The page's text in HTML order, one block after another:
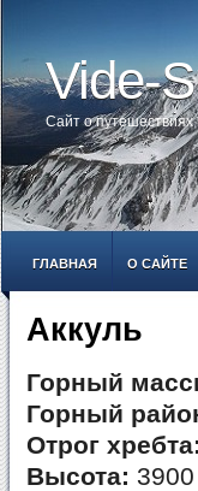
Vide-
Сайт о путешествиях
ГЛАВНАЯ О САЙТЕ
Аккуль
Горный
Горный
Отрог хребта:
Высота: 3900